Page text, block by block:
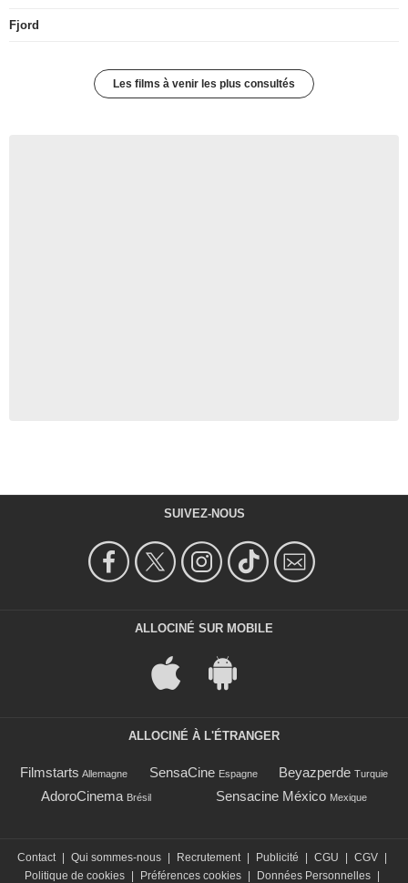
Fjord
Les films à venir les plus consultés
SUIVEZ-NOUS
ALLOCINÉ SUR MOBILE
ALLOCINÉ À L'ÉTRANGER
Filmstarts Allemagne SensaCine Espagne Beyazperde Turquie
AdoroCinema Brésil Sensacine México Mexique
Contact | Qui sommes-nous | Recrutement | Publicité | CGU | CGV |
Politique de cookies | Préférences cookies | Données Personnelles |